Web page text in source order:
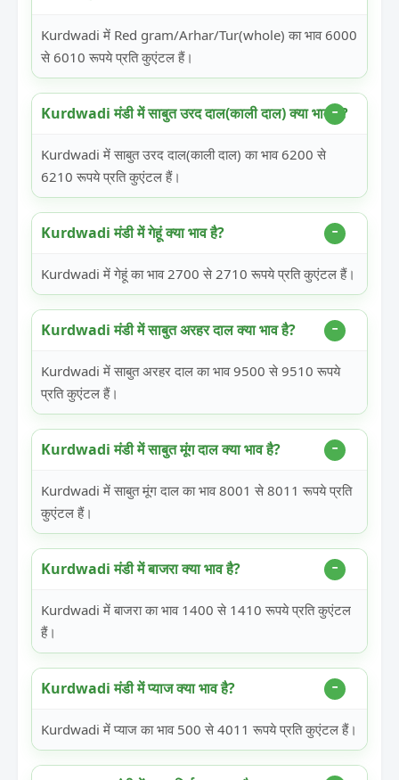
Kurdwadi में Red gram/Arhar/Tur(whole) का भाव 6000
से 6010 रूपये प्रति कुएंटल हैं।
Kurdwadi मंडी में साबुत उरद दाल(काली दाल) क्या भाव है?
Kurdwadi में साबुत उरद दाल(काली दाल) का भाव 6200 से
6210 रूपये प्रति कुएंटल हैं।
Kurdwadi मंडी में गेहूं क्या भाव है?
Kurdwadi में गेहूं का भाव 2700 से 2710 रूपये प्रति कुएंटल हैं।
Kurdwadi मंडी में साबुत अरहर दाल क्या भाव है?
Kurdwadi में साबुत अरहर दाल का भाव 9500 से 9510 रूपये
प्रति कुएंटल हैं।
Kurdwadi मंडी में साबुत मूंग दाल क्या भाव है?
Kurdwadi में साबुत मूंग दाल का भाव 8001 से 8011 रूपये प्रति
कुएंटल हैं।
Kurdwadi मंडी में बाजरा क्या भाव है?
Kurdwadi में बाजरा का भाव 1400 से 1410 रूपये प्रति कुएंटल
हैं।
Kurdwadi मंडी में प्याज क्या भाव है?
Kurdwadi में प्याज का भाव 500 से 4011 रूपये प्रति कुएंटल हैं।